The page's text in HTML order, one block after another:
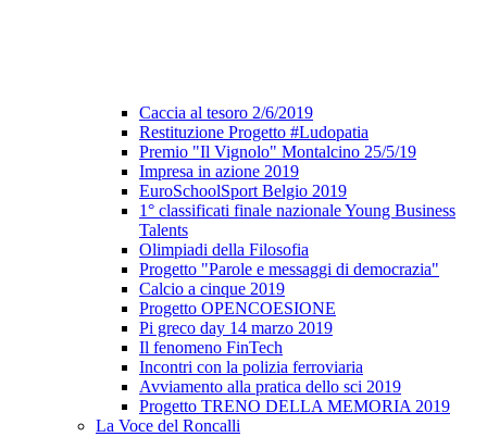
Caccia al tesoro 2/6/2019
Restituzione Progetto #Ludopatia
Premio "Il Vignolo" Montalcino 25/5/19
Impresa in azione 2019
EuroSchoolSport Belgio 2019
1° classificati finale nazionale Young Business
Talents
Olimpiadi della Filosofia
Progetto "Parole e messaggi di democrazia"
Calcio a cinque 2019
Progetto OPENCOESIONE
Pi greco day 14 marzo 2019
Il fenomeno FinTech
Incontri con la polizia ferroviaria
Avviamento alla pratica dello sci 2019
Progetto TRENO DELLA MEMORIA 2019
La Voce del Roncalli